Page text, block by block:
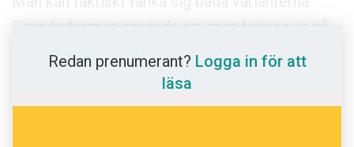
Föreslå nyord
det kollektiva, det gemensamma dem emellan.
Pluralformen används däremot om man
fokuserar på vars och ens liv.
Redan prenumerant? Logga in för att
läsa